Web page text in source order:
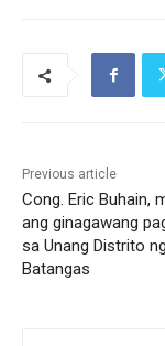
Previous article
Cong. Eric Buhain,
ang ginagawang
sa Unang Distrito ng
Batangas